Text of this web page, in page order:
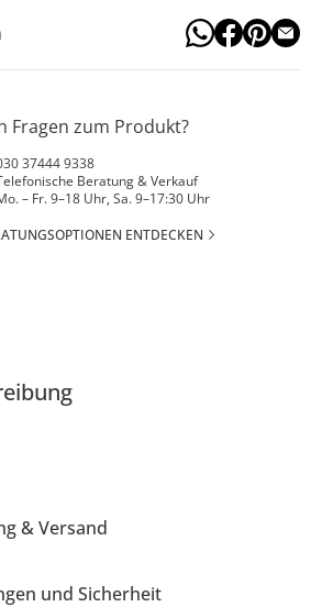
Fragen zum Produkt?
37444 9338
Beratung & Verkauf
– Fr. 9–18 Uhr, Sa. 9–17:30 Uhr
ENTDECKEN
& Versand
und Sicherheit